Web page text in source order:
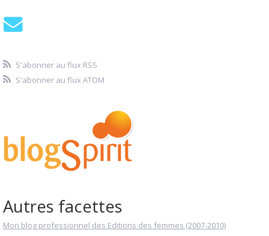
S'abonner au flux RSS
S'abonner au flux ATOM
Autres facettes
Mon blog professionnel des Editions des femmes (2007-2010)